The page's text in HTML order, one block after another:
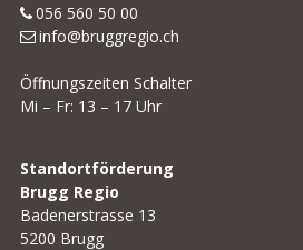
056 560 50 00
info@bruggregio.ch
Öffnungszeiten Schalter
Mi – Fr: 13 – 17 Uhr
Standortförderung
Brugg Regio
Badenerstrasse 13
5200 Brugg